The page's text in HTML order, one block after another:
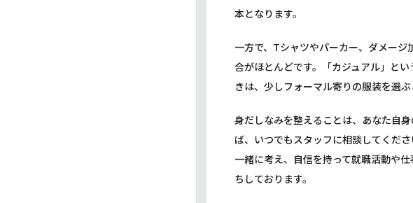
本となります。
一方で、Tシャツやパーカー、ダメー
合がほとんどです。「カジュアル」と
きは、少しフォーマル寄りの服装を選ぶ
身だしなみを整えることは、あなた自
ば、いつでもスタッフに相談してくださ
一緒に考え、自信を持って就職活動や
ちしております。